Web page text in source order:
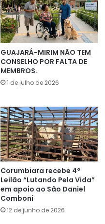
GUAJARÁ-MIRIM NÃO TEM
CONSELHO POR FALTA DE
MEMBROS.
1 de julho de 2026
Corumbiara recebe 4º
Leilão “Lutando Pela Vida”
em apoio ao São Daniel
Comboni
12 de junho de 2026